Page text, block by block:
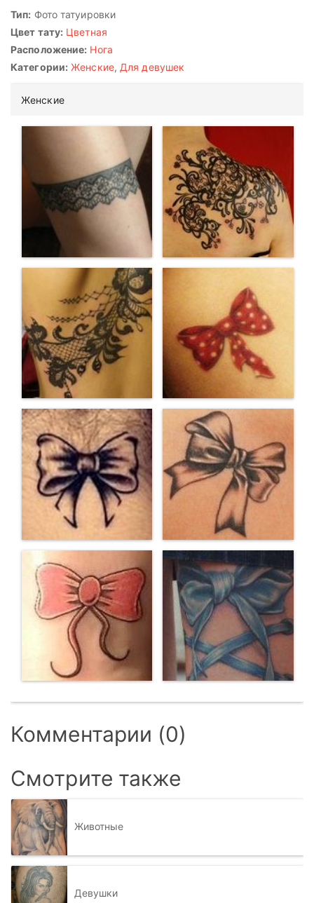
Тип: Фото татуировки
Цвет тату: Цветная
Расположение: Нога
Категории: Женские, Для девушек
Женские
Комментарии (0)
Смотрите также
Животные
Девушки